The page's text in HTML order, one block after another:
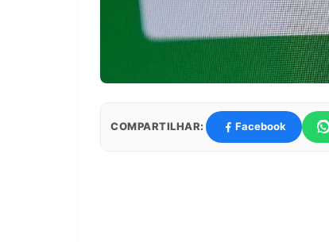
COMPARTILHAR: Facebook